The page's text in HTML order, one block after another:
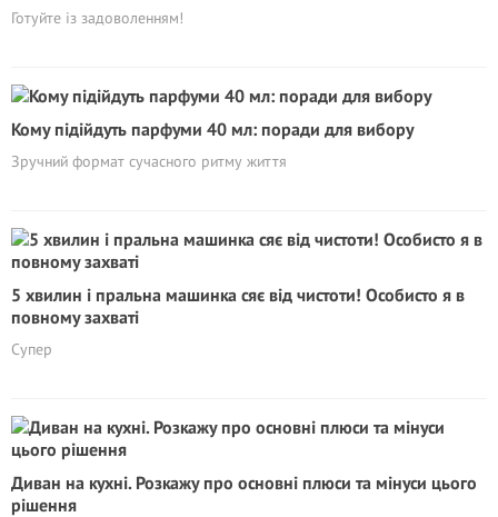
Готуйте із задоволенням!
Кому підійдуть парфуми 40 мл: поради для вибору
Зручний формат сучасного ритму життя
5 хвилин і пральна машинка сяє від чистоти! Особисто я в
повному захваті
Супер
Диван на кухні. Розкажу про основні плюси та мінуси цього
рішення